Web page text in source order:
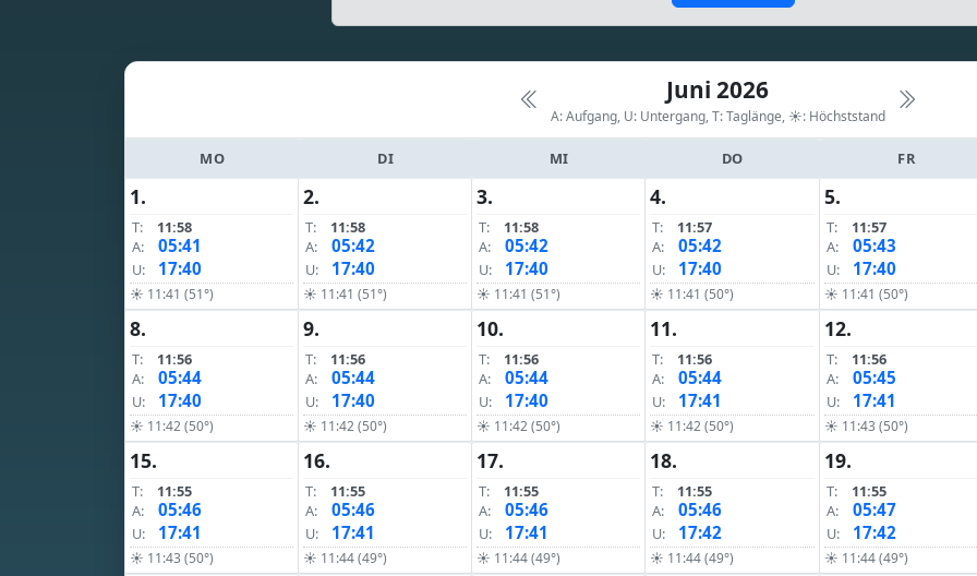
Juni 2026
A: Aufgang, U: Untergang, T: Taglänge, ☀: Höchststand
MO DI MI DO FR
1.
T:
11:58
A:
05:41
U: 17:40
☀ 11:41 (51°)
2.
T:
11:58
A:
05:42
U: 17:40
☀ 11:41 (51°)
3.
T:
11:58
A:
05:42
U: 17:40
☀ 11:41 (51°)
4.
T:
11:57
A:
05:42
U: 17:40
☀ 11:41 (50°)
5.
T:
11:57
A:
05:43
U: 17:40
☀ 11:41 (50°)
8.
T:
11:56
A:
05:44
U: 17:40
☀ 11:42 (50°)
9.
T:
11:56
A:
05:44
U: 17:40
☀ 11:42 (50°)
10.
T:
11:56
A:
05:44
U: 17:40
☀ 11:42 (50°)
11.
T:
11:56
A:
05:44
U: 17:41
☀ 11:42 (50°)
12.
T:
11:56
A:
05:45
U: 17:41
☀ 11:43 (50°)
15.
T:
11:55
A:
05:46
U: 17:41
☀ 11:43 (50°)
16.
T:
11:55
A:
05:46
U: 17:41
☀ 11:44 (49°)
17.
T:
11:55
A:
05:46
U: 17:41
☀ 11:44 (49°)
18.
T:
11:55
A:
05:46
U: 17:42
☀ 11:44 (49°)
19.
T:
11:55
A:
05:47
U: 17:42
☀ 11:44 (49°)